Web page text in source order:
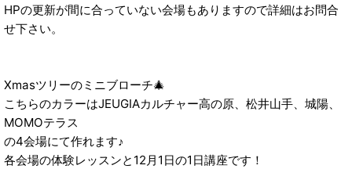
HPの更新が間に合っていない会場もありますので詳細はお問合
せ下さい。
Xmasツリーのミニブローチ🎄
こちらのカラーはJEUGIAカルチャー高の原、松井山手、城陽、
MOMOテラス
の4会場にて作れます♪
各会場の体験レッスンと12月1日の1日講座です！